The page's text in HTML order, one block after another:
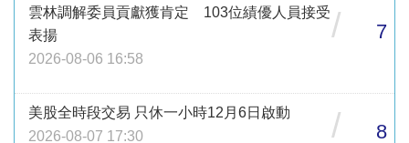
雲林調解委員貢獻獲肯定 103位績優人員接受
表揚
2026-08-06 16:58
/ 7
美股全時段交易 只休一小時12月6日啟動
2026-08-07 17:30
/ 8